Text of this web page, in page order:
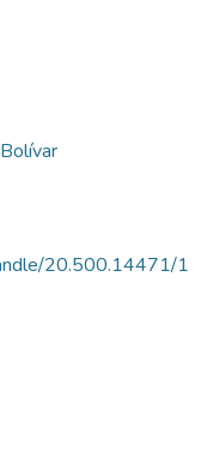
20.500.14471/1